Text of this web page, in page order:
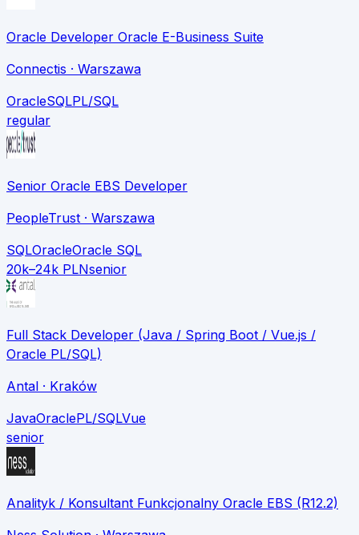
Oracle Developer Oracle E-Business Suite
Connectis · Warszawa
OracleSQLPL/SQL
regular
Senior Oracle EBS Developer
PeopleTrust · Warszawa
SQLOracleOracle SQL
20k–24k PLNsenior
Full Stack Developer (Java / Spring Boot / Vue.js /
Oracle PL/SQL)
Antal · Kraków
JavaOraclePL/SQLVue
senior
Analityk / Konsultant Funkcjonalny Oracle EBS (R12.2)